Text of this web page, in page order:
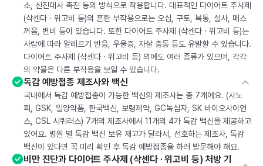
소, 신진대사 촉진 등의 방식으로 작용합니다. 대표적인 다이어트 주사제
(삭센다 · 위고비 등)의 흔한 부작용으로는 오심, 구토, 복통, 설사, 메스
꺼움, 변비 등이 있습니다. 또한 다이어트 주사제 (삭센다 · 위고비 등)는
사람에 따라 알레르기 반응, 우울증, 자살 충동 등도 유발할 수 있습니다.
다이어트 주사제 (삭센다 · 위고비 등) 외에도 여러 종류가 있으며, 각각
의 약물은 다른 부작용을 보일 수 있습니다.
독감 예방접종 제조사와 백신
국내에서 독감 예방접종이 가능한 백신의 제조사는 총 7개에요. (사노
피, GSK, 일양약품, 한국백신, 보령제약, GC녹십자, SK 바이오사이언
스, CSL 시퀴러스) 7개의 제조사에서 11개의 4가 독감 백신을 제공하고
있어요. 병원 별 독감 백신 보유 재고가 달라서, 선호하는 제조사, 독감
백신이 있다면 꼭 미리 확인 후 독감 예방접종을 하러 방문해야 해요.
비만 진단과 다이어트 주사제 (삭센다 · 위고비 등) 처방 기